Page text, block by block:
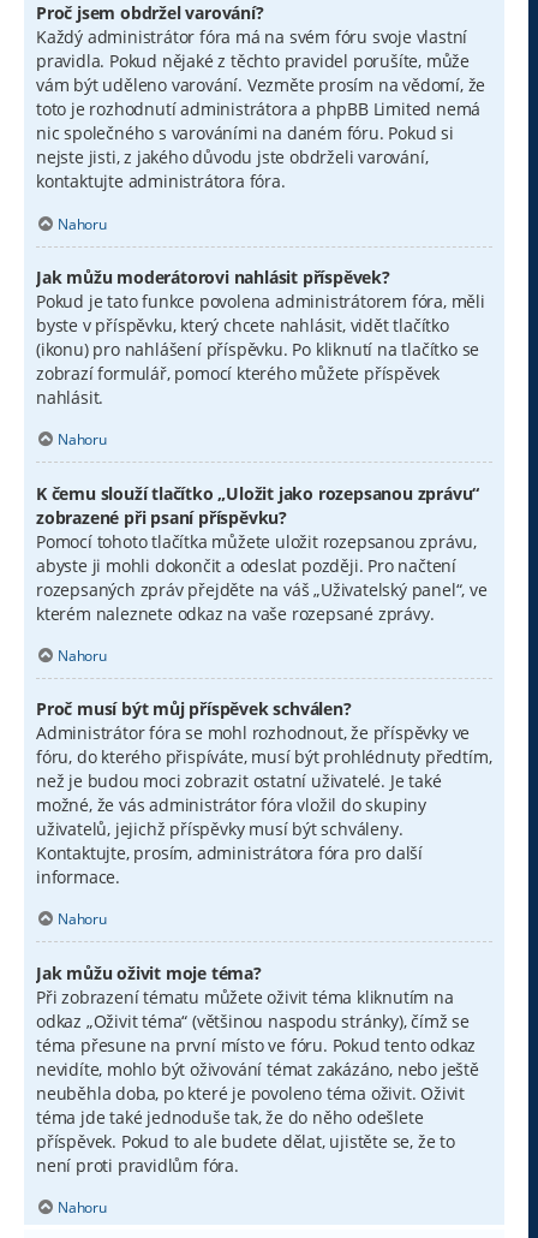
Proč jsem obdržel varování?
Každý administrátor fóra má na svém fóru svoje vlastní
pravidla. Pokud nějaké z těchto pravidel porušíte, může
vám být uděleno varování. Vezměte prosím na vědomí, že
toto je rozhodnutí administrátora a phpBB Limited nemá
nic společného s varováními na daném fóru. Pokud si
nejste jisti, z jakého důvodu jste obdrželi varování,
kontaktujte administrátora fóra.
Nahoru
Jak můžu moderátorovi nahlásit příspěvek?
Pokud je tato funkce povolena administrátorem fóra, měli
byste v příspěvku, který chcete nahlásit, vidět tlačítko
(ikonu) pro nahlášení příspěvku. Po kliknutí na tlačítko se
zobrazí formulář, pomocí kterého můžete příspěvek
nahlásit.
Nahoru
K čemu slouží tlačítko „Uložit jako rozepsanou zprávu“
zobrazené při psaní příspěvku?
Pomocí tohoto tlačítka můžete uložit rozepsanou zprávu,
abyste ji mohli dokončit a odeslat později. Pro načtení
rozepsaných zpráv přejděte na váš „Uživatelský panel“, ve
kterém naleznete odkaz na vaše rozepsané zprávy.
Nahoru
Proč musí být můj příspěvek schválen?
Administrátor fóra se mohl rozhodnout, že příspěvky ve
fóru, do kterého přispíváte, musí být prohlédnuty předtím,
než je budou moci zobrazit ostatní uživatelé. Je také
možné, že vás administrátor fóra vložil do skupiny
uživatelů, jejichž příspěvky musí být schváleny.
Kontaktujte, prosím, administrátora fóra pro další
informace.
Nahoru
Jak můžu oživit moje téma?
Při zobrazení tématu můžete oživit téma kliknutím na
odkaz „Oživit téma“ (většinou naspodu stránky), čímž se
téma přesune na první místo ve fóru. Pokud tento odkaz
nevidíte, mohlo být oživování témat zakázáno, nebo ještě
neuběhla doba, po které je povoleno téma oživit. Oživit
téma jde také jednoduše tak, že do něho odešlete
příspěvek. Pokud to ale budete dělat, ujistěte se, že to
není proti pravidlům fóra.
Nahoru